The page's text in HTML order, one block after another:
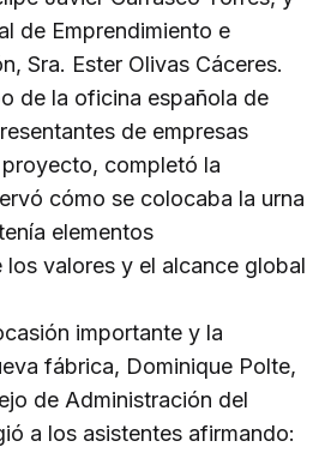
de Emprendimiento e
Sra. Ester Olivas Cáceres.
de la oficina española de
de empresas
completó la
cómo se colocaba la urna
elementos
valores y el alcance global
importante y la
fábrica, Dominique Polte,
de Administración del
a los asistentes afirmando: